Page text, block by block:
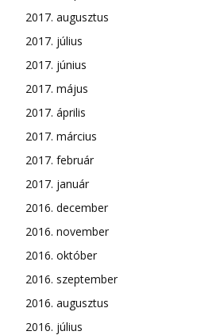
2017. augusztus
2017. július
2017. június
2017. május
2017. április
2017. március
2017. február
2017. január
2016. december
2016. november
2016. október
2016. szeptember
2016. augusztus
2016. július